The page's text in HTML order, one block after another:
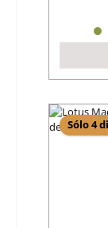
Sólo 4